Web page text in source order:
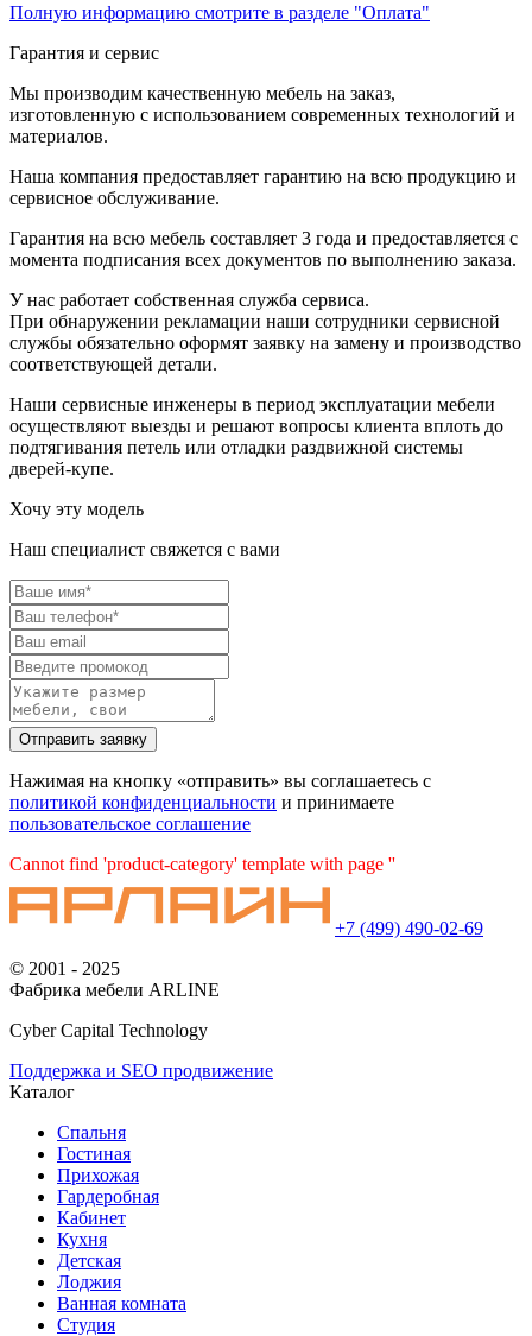
Полную информацию смотрите в разделе "Оплата"
Гарантия и сервис
Мы производим качественную мебель на заказ,
изготовленную с использованием современных технологий и
материалов.
Наша компания предоставляет гарантию на всю продукцию и
сервисное обслуживание.
Гарантия на всю мебель составляет 3 года и предоставляется с
момента подписания всех документов по выполнению заказа.
У нас работает собственная служба сервиса.
При обнаружении рекламации наши сотрудники сервисной
службы обязательно оформят заявку на замену и производство
соответствующей детали.
Наши сервисные инженеры в период эксплуатации мебели
осуществляют выезды и решают вопросы клиента вплоть до
подтягивания петель или отладки раздвижной системы
дверей-купе.
Хочу эту модель
Наш специалист свяжется с вами
Нажимая на кнопку «отправить» вы соглашаетесь с
политикой конфиденциальности и принимаете
пользовательское соглашение
Cannot find 'product-category' template with page ''
+7 (499) 490-02-69
© 2001 - 2025
Фабрика мебели ARLINE
Cyber Capital Technology
Поддержка и SEO продвижение
Каталог
Спальня
Гостиная
Прихожая
Гардеробная
Кабинет
Кухня
Детская
Лоджия
Ванная комната
Студия